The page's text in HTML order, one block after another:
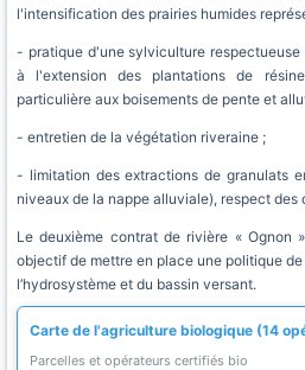
l'intensification des prairies humides
- pratique d'une sylviculture
à l'extension des plantations de
particulière aux boisements de pente et
- entretien de la végétation riveraine ;
- limitation des extractions de granulats
niveaux de la nappe alluviale), respect des
Le deuxième contrat de rivière « Ognon
objectif de mettre en place une politique
l’hydrosystème et du bassin versant.
Carte de l'agriculture biologique (14
Parcelles et opérateurs certifiés bio